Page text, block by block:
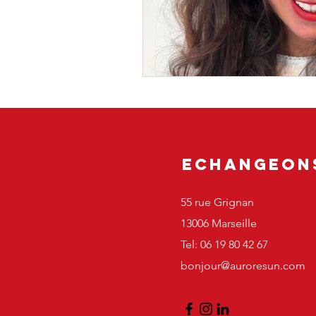
55 rue Grignan
13006 Marseille
Tel: 06 19 80 42 67
bonjour@auroresun.com